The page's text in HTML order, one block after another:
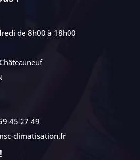
de 8h00 à 18h00
45 27 49
climatisation.fr